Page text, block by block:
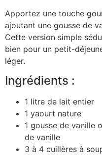
Apportez une touche
ajoutant une gousse de
Cette version simple
bien pour un petit-
léger.
Ingrédients :
1 litre de lait entier
1 yaourt nature
1 gousse de vanille
de vanille
3 à 4 cuillères à